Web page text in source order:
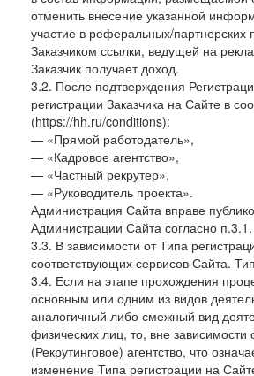
отменить внесение указанной
участие в реферальных/
Заказчиком ссылки, ведущей на
Заказчик получает доход.
3.2. После подтверждения
регистрации Заказчика на Сайте в
(https://hh.ru/conditions):
— «Прямой работодатель»,
— «Кадровое агентство»,
— «Частный рекрутер»,
— «Руководитель проекта».
Администрация Сайта вправе
Администрации Сайта согласно
3.3. В зависимости от Типа
соответствующих сервисов Сайта.
3.4. Если на этапе прохождения
основным или одним из видов
аналогичный либо смежный вид
физических лиц, то, вне
(Рекрутинговое) агентство, что
изменение Типа регистрации на